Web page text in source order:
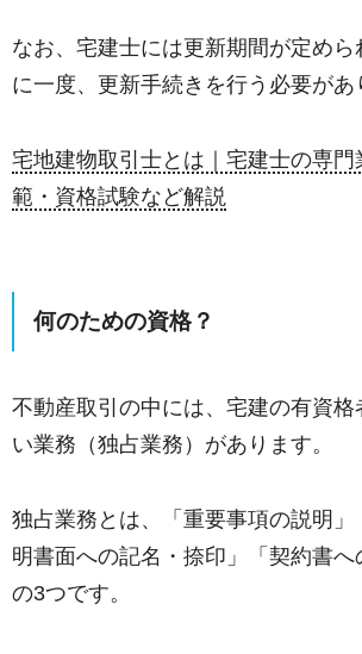
なお、宅建士には更新期間が定め
に一度、更新手続きを行う必要があ
宅地建物取引士とは｜宅建士の専門
範・資格試験など解説
何のための資格？
不動産取引の中には、宅建の有資格
い業務（独占業務）があります。
独占業務とは、「重要事項の説明」
明書面への記名・捺印」「契約書へ
の3つです。